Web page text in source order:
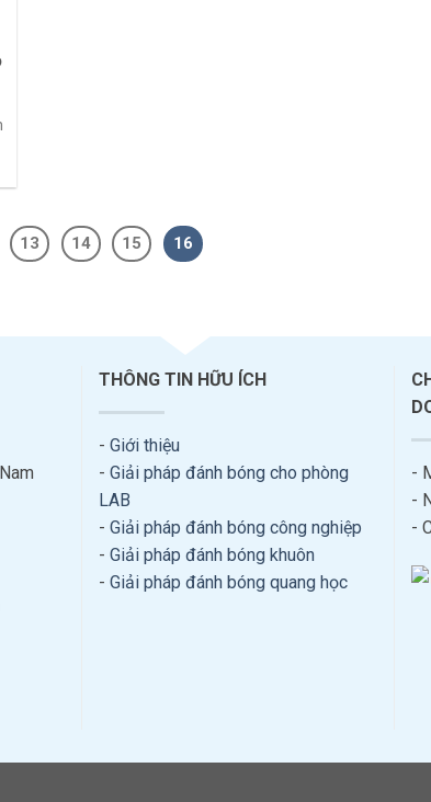
13 14 15 16
THÔNG TIN HỮU ÍCH
- Giới thiệu
- Giải pháp đánh bóng cho phòng
LAB
- Giải pháp đánh bóng công nghiệp
- Giải pháp đánh bóng khuôn
- Giải pháp đánh bóng quang học
-
-
-